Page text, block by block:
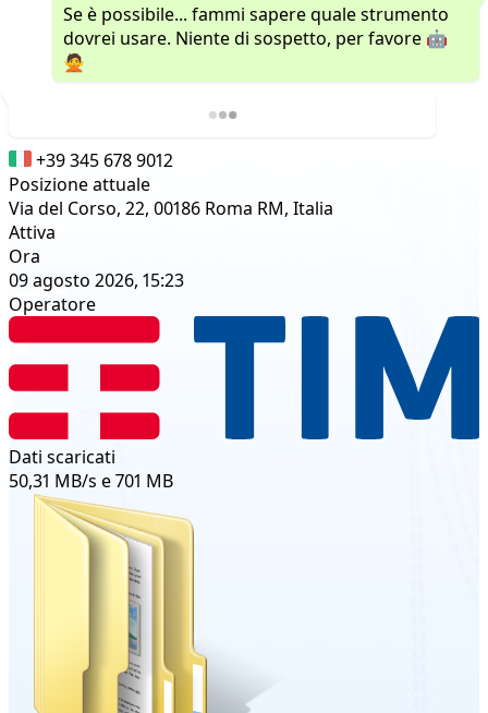
Se è possibile... fammi sapere quale strumento
dovrei usare. Niente di sospetto, per favore 🤖
🙅
+39 345 678 9012
Posizione attuale
Via del Corso, 22, 00186 Roma RM, Italia
Attiva
Ora
09 agosto 2026, 15:23
Operatore
Dati scaricati
50,31 MB/s e 701 MB